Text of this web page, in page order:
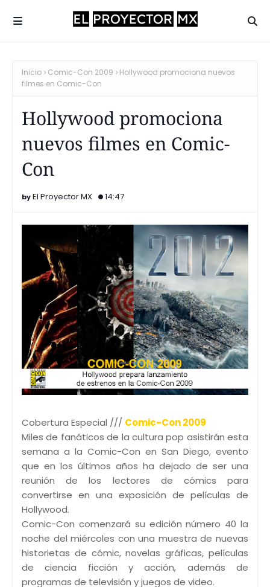
Inicio Comic-Con 2009
Hollywood promociona nuevos
filmes en Comic-Con
Hollywood promociona
nuevos filmes en Comic-
Con
El Proyector MX 14:47
Cobertura Especial /// Comic-Con 2009
Miles de fanáticos de la cultura pop asistirán esta
semana a la Comic-Con en San Diego, evento
que en los últimos años ha dejado de ser una
reunión de los lectores de cómics para
convertirse en una exposición de películas de
Hollywood.
Comic-Con comenzará su edición número 40 la
noche del miércoles con una muestra de nuevas
historietas de cómic, novelas gráficas, películas
de ciencia ficción y acción, además de
programas de televisión y juegos de video.